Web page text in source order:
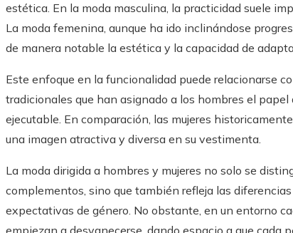
estética. En la moda masculina, la practicidad suele
La moda femenina, aunque ha ido inclinándose
de manera notable la estética y la capacidad de
Este enfoque en la funcionalidad puede relacionarse
tradicionales que han asignado a los hombres el
ejecutable. En comparación, las mujeres
una imagen atractiva y diversa en su vestimenta.
La moda dirigida a hombres y mujeres no solo se
complementos, sino que también refleja las
expectativas de género. No obstante, en un entorno